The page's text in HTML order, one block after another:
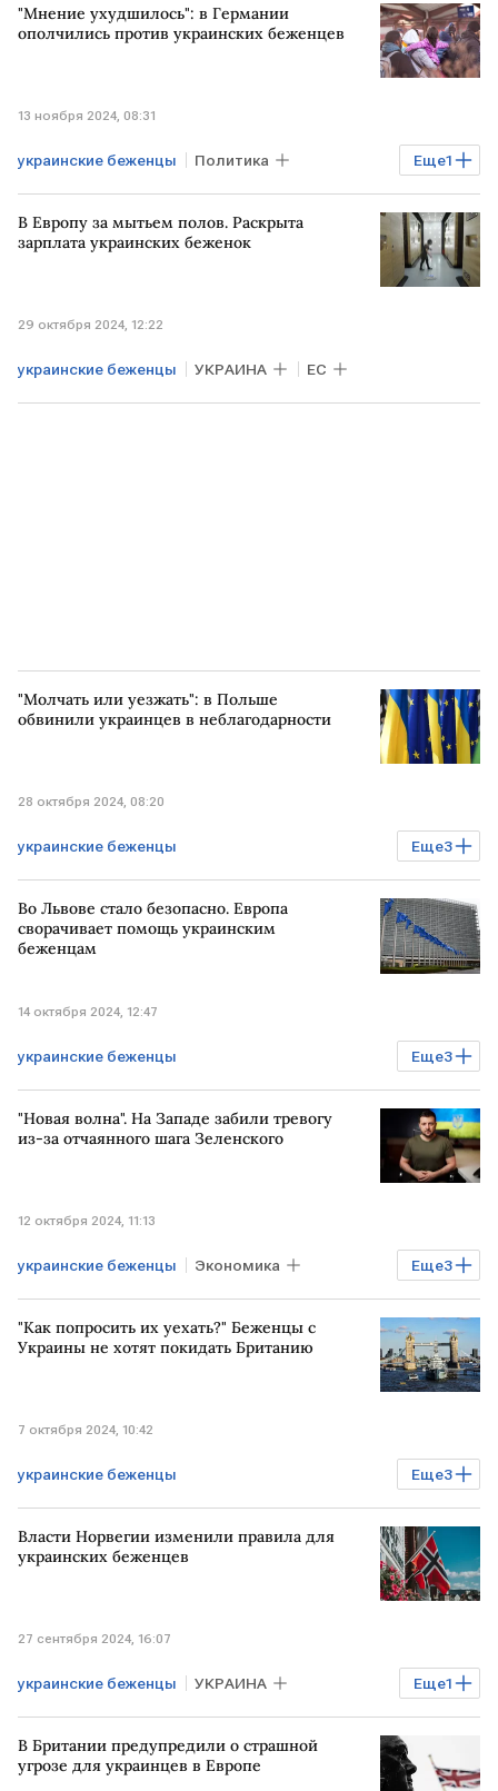
"Мнение ухудшилось": в Германии
ополчились против украинских беженцев
13 ноября 2024, 08:31
Еще1
украинские беженцы Политика
ГЕРМАНИЯ
В Европу за мытьем полов. Раскрыта
зарплата украинских беженок
29 октября 2024, 12:22
украинские беженцы УКРАИНА ЕС
"Молчать или уезжать": в Польше
обвинили украинцев в неблагодарности
28 октября 2024, 08:20
Еще3
украинские беженцы
Спецоперация на Украине УКРАИНА
ПОЛЬША
Во Львове стало безопасно. Европа
сворачивает помощь украинским
беженцам
14 октября 2024, 12:47
Еще3
украинские беженцы
Спецоперация на Украине УКРАИНА
ЕВРОПА
"Новая волна". На Западе забили тревогу
из-за отчаянного шага Зеленского
12 октября 2024, 11:13
Еще3
украинские беженцы Экономика
УКРАИНА НАЛОГ ЕВРОПА
"Как попросить их уехать?" Беженцы с
Украины не хотят покидать Британию
7 октября 2024, 10:42
Еще3
украинские беженцы
Спецоперация на Украине
ВЕЛИКОБРИТАНИЯ
Власти Норвегии изменили правила для
украинских беженцев
27 сентября 2024, 16:07
Еще1
украинские беженцы УКРАИНА
НОРВЕГИЯ
В Британии предупредили о страшной
угрозе для украинцев в Европе